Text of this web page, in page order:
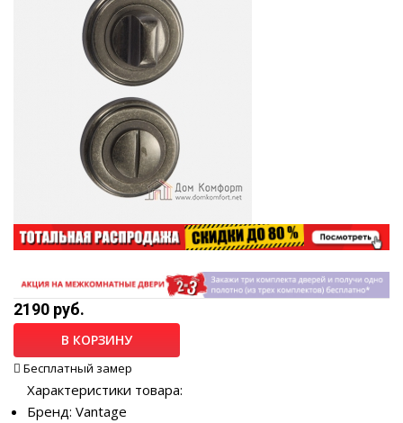
2190 руб.
В КОРЗИНУ
Бесплатный замер
Характеристики товара:
Бренд: Vantage